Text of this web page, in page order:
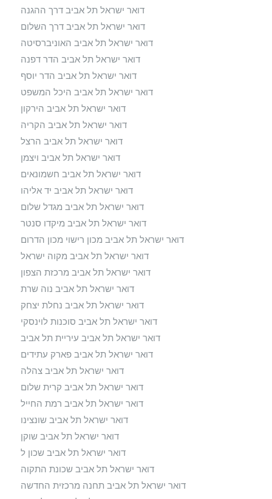
דואר ישראל תל אביב דרך ההגנה
דואר ישראל תל אביב דרך השלום
דואר ישראל תל אביב האוניברסיטה
דואר ישראל תל אביב הדר דפנה
דואר ישראל תל אביב הדר יוסף
דואר ישראל תל אביב היכל המשפט
דואר ישראל תל אביב הירקון
דואר ישראל תל אביב הקריה
דואר ישראל תל אביב הרצל
דואר ישראל תל אביב ויצמן
דואר ישראל תל אביב חשמונאים
דואר ישראל תל אביב יד אליהו
דואר ישראל תל אביב מגדל שלום
דואר ישראל תל אביב מיקדו סנטר
דואר ישראל תל אביב מכון רישוי מכון הדרום
דואר ישראל תל אביב מקוה ישראל
דואר ישראל תל אביב מרכזת הצפון
דואר ישראל תל אביב נוה שרת
דואר ישראל תל אביב נחלת יצחק
דואר ישראל תל אביב סוכנות לוינסקי
דואר ישראל תל אביב עיריית תל אביב
דואר ישראל תל אביב פארק עתידים
דואר ישראל תל אביב צהלה
דואר ישראל תל אביב קרית שלום
דואר ישראל תל אביב רמת החייל
דואר ישראל תל אביב שונצינו
דואר ישראל תל אביב שוקן
דואר ישראל תל אביב שכון ל
דואר ישראל תל אביב שכונת התקוה
דואר ישראל תל אביב תחנה מרכזית החדשה